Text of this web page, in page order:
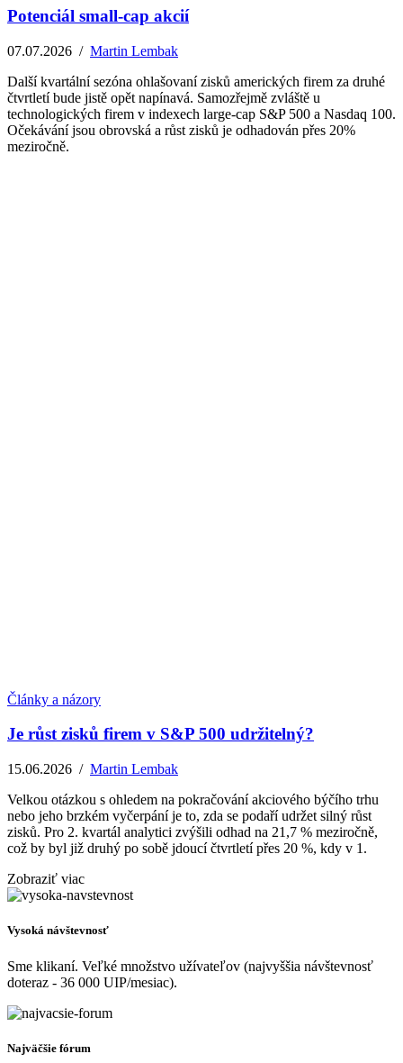
Potenciál small-cap akcií
07.07.2026 / Martin Lembak
Další kvartální sezóna ohlašovaní zisků amerických firem za druhé
čtvrtletí bude jistě opět napínavá. Samozřejmě zvláště u
technologických firem v indexech large-cap S&P 500 a Nasdaq 100.
Očekávání jsou obrovská a růst zisků je odhadován přes 20%
meziročně.
Články a názory
Je růst zisků firem v S&P 500 udržitelný?
15.06.2026 / Martin Lembak
Velkou otázkou s ohledem na pokračování akciového býčího trhu
nebo jeho brzkém vyčerpání je to, zda se podaří udržet silný růst
zisků. Pro 2. kvartál analytici zvýšili odhad na 21,7 % meziročně,
což by byl již druhý po sobě jdoucí čtvrtletí přes 20 %, kdy v 1.
Zobraziť viac
Vysoká návštevnosť
Sme klikaní. Veľké množstvo užívateľov (najvyššia návštevnosť
doteraz - 36 000 UIP/mesiac).
Najväčšie fórum